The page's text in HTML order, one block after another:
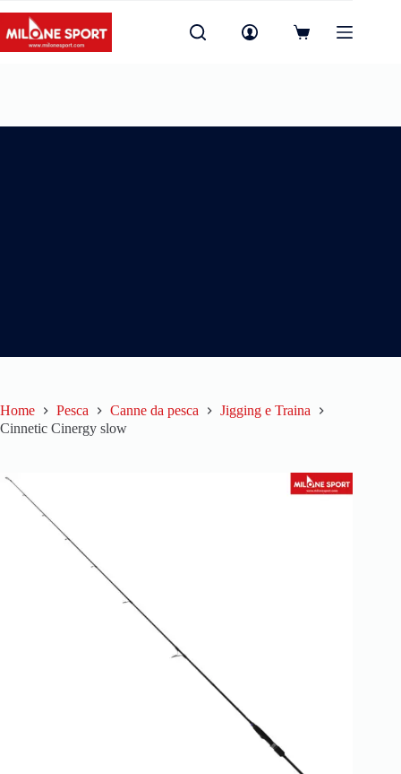
Home Pesca Canne da pesca
Jigging e Traina
Cinnetic Cinergy slow